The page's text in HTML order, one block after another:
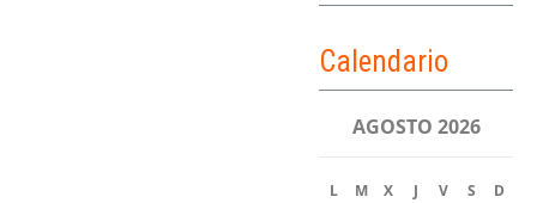
Calendario
AGOSTO 2026
L M X J V S D